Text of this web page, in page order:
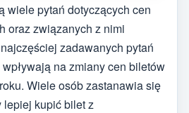
wiele pytań dotyczących cen
oraz związanych z nimi
zadawanych pytań
na zmiany cen biletów
Wiele osób zastanawia się
lepiej kupić bilet z